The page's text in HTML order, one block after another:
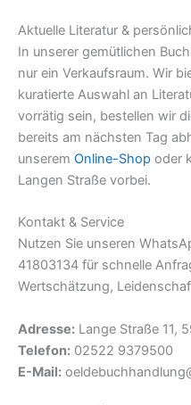
Aktuelle Literatur &
In unserer gemütlichen
nur ein Verkaufsraum. Wir
kuratierte Auswahl an
vorrätig sein, bestellen wir
bereits am nächsten Tag
unserem Online-Shop oder
Langen Straße vorbei.
Kontakt & Service
Nutzen Sie unseren
41803134 für schnelle
Wertschätzung,
Adresse: Lange Straße 11,
Telefon: 02522 9379500
E-Mail: